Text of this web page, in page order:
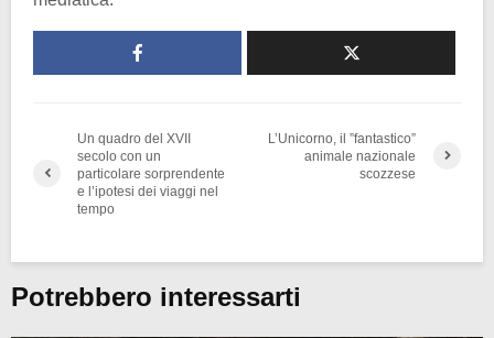
Un quadro del XVII
secolo con un
particolare sorprendente
e l’ipotesi dei viaggi nel
tempo
L’Unicorno, il ”fantastico”
animale nazionale
scozzese
Potrebbero interessarti